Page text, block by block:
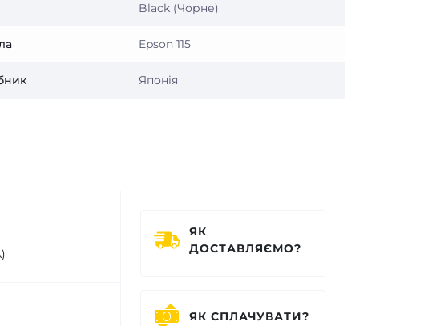
Black (Чорне)
Epson 115
Японія
ЯК
ДОСТАВЛЯЄМО?
ЯК СПЛАЧУВАТИ?